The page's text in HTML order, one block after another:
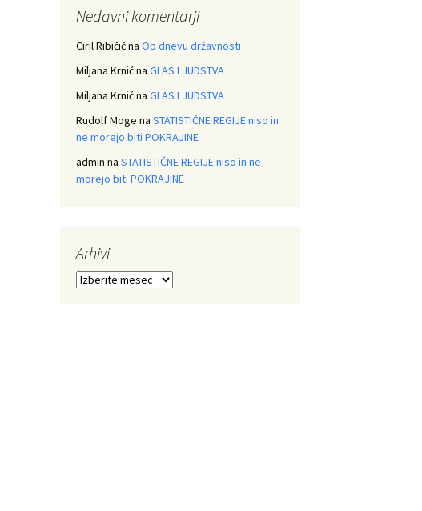
Nedavni komentarji
Ciril Ribičična Ob dnevu državnosti
Miljana Krnićna GLAS LJUDSTVA
Miljana Krnićna GLAS LJUDSTVA
Rudolf Moge na STATISTIČNE REGIJE niso in
ne morejo biti POKRAJINE
admin na STATISTIČNE REGIJE niso in ne
morejo biti POKRAJINE
Arhivi
Arhivi